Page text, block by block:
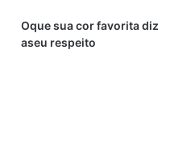
Oque sua cor favorita diz
aseu respeito